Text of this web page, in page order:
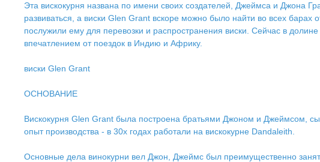
Эта вискокурня названа по имени своих создателей, Джеймса и Джона
развиваться, а виски Glen Grant вскоре можно было найти во всех
послужили ему для перевозки и распространения виски. Сейчас в
впечатлением от поездок в Индию и Африку.
виски Glen Grant
ОСНОВАНИЕ
Вискокурня Glen Grant была построена братьями Джоном и Джеймсом,
опыт производства - в 30х годах работали на вискокурне Dandaleith.
Основные дела винокурни вел Джон, Джеймс был преимущественно